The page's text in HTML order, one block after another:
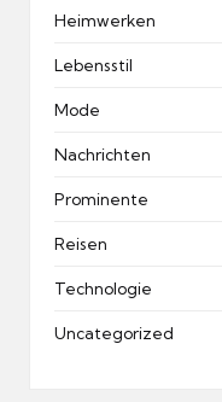
Heimwerken
Lebensstil
Mode
Nachrichten
Prominente
Reisen
Technologie
Uncategorized